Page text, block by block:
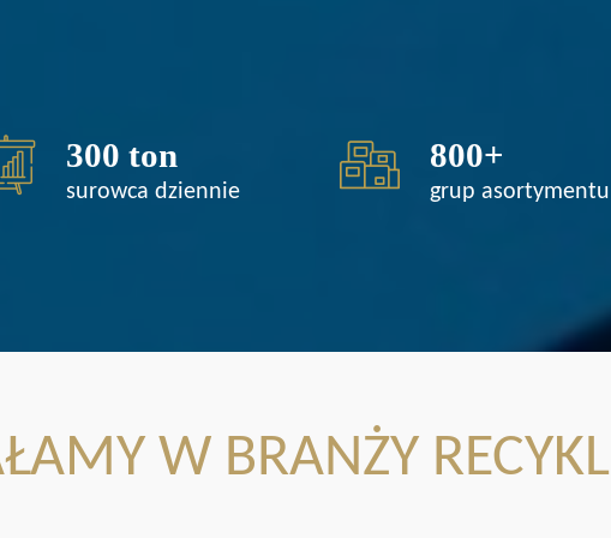
300 ton
surowca dziennie
800+
grup asortymentu
W BRANŻY